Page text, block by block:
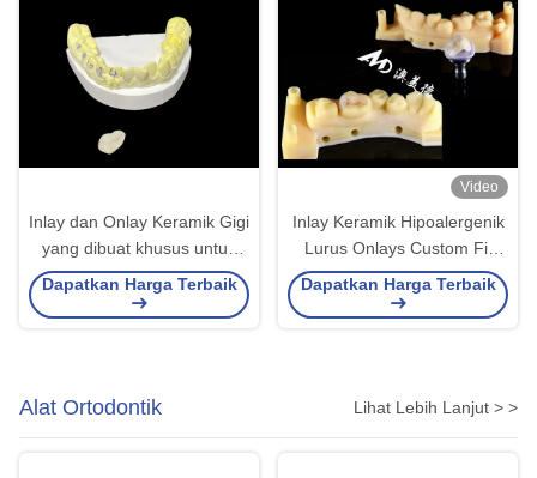
Inlay dan Onlay Keramik Gigi
yang dibuat khusus untuk
solusi restorasi dan
perbaikan gigi yang rusak
Dapatkan Harga Terbaik
Video
Inlay Keramik Hipoalergenik
Lurus Onlays Custom Fit
Tahan noda Ketahanan
tinggi
Dapatkan Harga Terbaik
Alat Ortodontik Lihat Lebih Lanjut > >